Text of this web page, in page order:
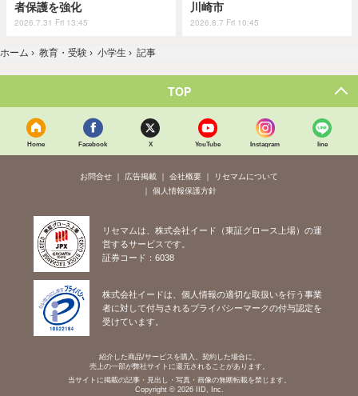
者保護を強化
2026.7.31 Fri 13:45
川崎市
2026.8.7 Fri 10:45
ホーム › 教育・受験 › 小学生 › 記事
TOP
Home Facebook X YouTube Instagram line
お問合せ 広告掲載 会社概要
リセマムについて
個人情報保護方針
リセマムは、株式会社イード（東証グロース上場）の運
営するサービスです。
証券コード：6038
株式会社イードは、個人情報の適切な取扱いを行う事業
者に対して付与されるプライバシーマークの付与認定を
受けています。
紹介した商品/サービスを購入、契約した場合に、
売上の一部が弊社サイトに還元されることがあります。
当サイトに掲載の記事・見出し・写真・画像の無断転載を禁じます。
Copyright © 2026 IID, Inc.